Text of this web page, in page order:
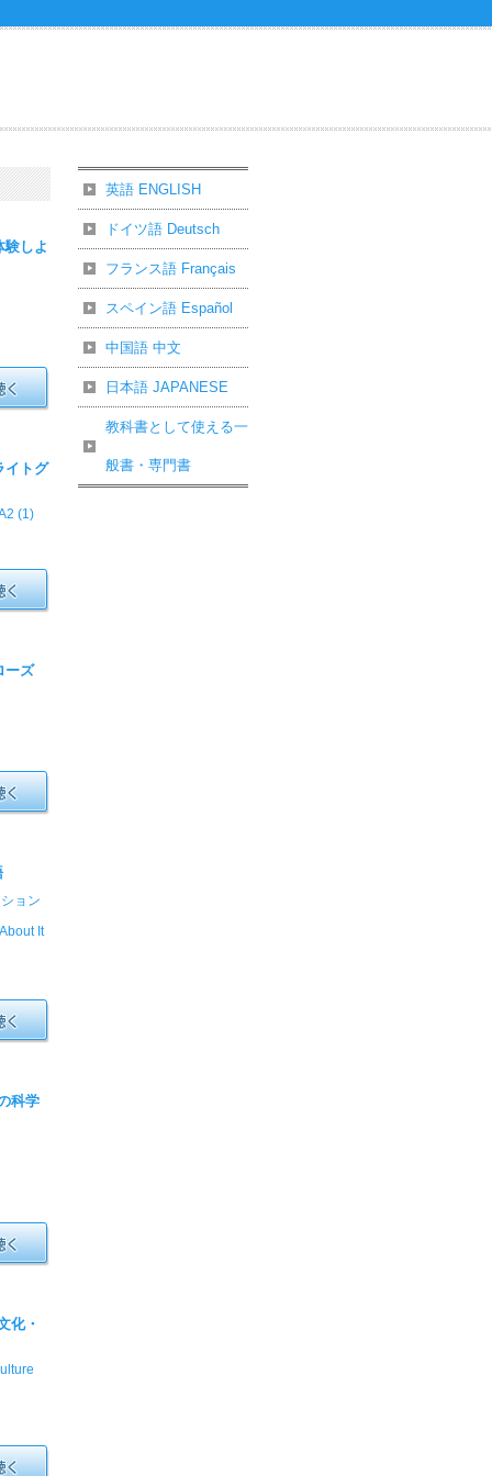
英語 ENGLISH
ドイツ語 Deutsch
フランス語 Français
スペイン語 Español
中国語 中文
日本語 JAPANESE
教科書として使える一
般書・専門書
験しよ
イトグ
(1)
ーズ
ョン
It
科学
化・